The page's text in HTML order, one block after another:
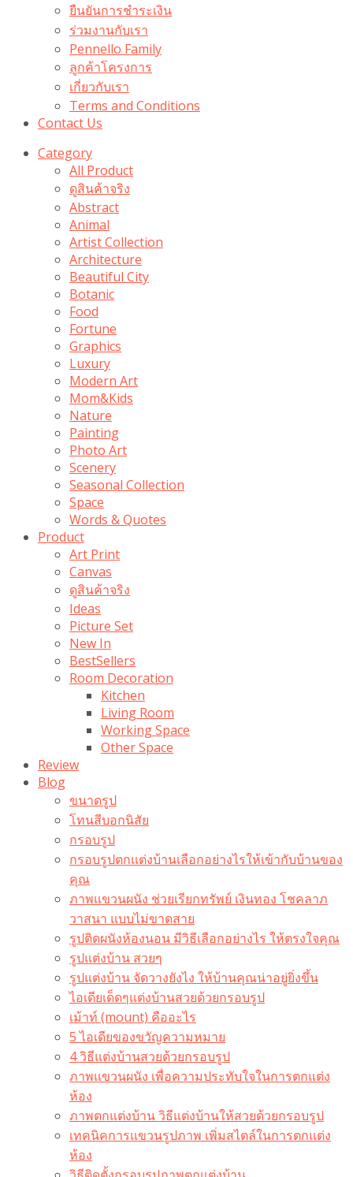
ยืนยันการชำระเงิน
ร่วมงานกับเรา
Pennello Family
ลูกค้าโครงการ
เกี่ยวกับเรา
Terms and Conditions
Contact Us
Category
All Product
ดูสินค้าจริง
Abstract
Animal
Artist Collection
Architecture
Beautiful City
Botanic
Food
Fortune
Graphics
Luxury
Modern Art
Mom&Kids
Nature
Painting
Photo Art
Scenery
Seasonal Collection
Space
Words & Quotes
Product
Art Print
Canvas
ดูสินค้าจริง
Ideas
Picture Set
New In
BestSellers
Room Decoration
Kitchen
Living Room
Working Space
Other Space
Review
Blog
ขนาดรูป
โทนสีบอกนิสัย
กรอบรูป
กรอบรูปตกแต่งบ้านเลือกอย่างไรให้เข้ากับบ้านของ
คุณ
ภาพแขวนผนัง ช่วยเรียกทรัพย์ เงินทอง โชคลาภ
วาสนา แบบไม่ขาดสาย
รูปติดผนังห้องนอน มีวิธีเลือกอย่างไร ให้ตรงใจคุณ
รูปแต่งบ้าน สวยๆ
รูปแต่งบ้าน จัดวางยังไง ให้บ้านคุณน่าอยู่ยิ่งขึ้น
ไอเดียเด็ดๆแต่งบ้านสวยด้วยกรอบรูป
เม้าท์ (mount) คืออะไร​
5 ไอเดียของขวัญความหมาย
4 วิธีแต่งบ้านสวยด้วยกรอบรูป
ภาพแขวนผนัง เพื่อความประทับใจในการตกแต่ง
ห้อง
ภาพตกแต่งบ้าน วิธีแต่งบ้านให้สวยด้วยกรอบรูป
เทคนิคการแขวนรูปภาพ เพิ่มสไตล์ในการตกแต่ง
ห้อง